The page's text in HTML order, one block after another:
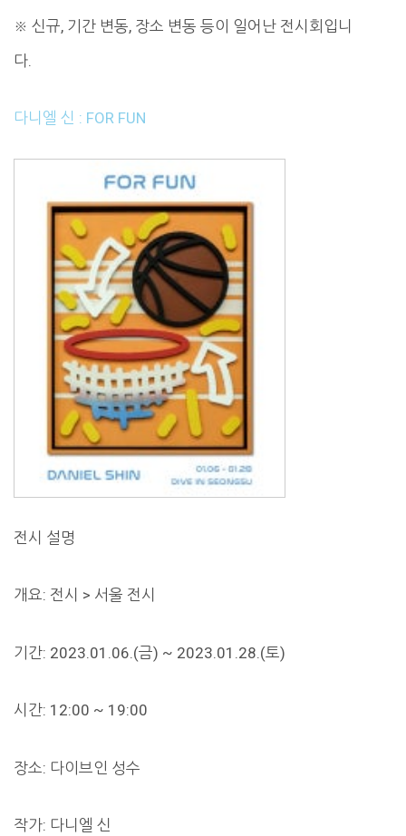
※ 신규, 기간 변동, 장소 변동 등이 일어난 전시회입니
다.
다니엘 신 : FOR FUN
전시 설명
개요: 전시 > 서울 전시
기간: 2023.01.06.(금) ~ 2023.01.28.(토)
시간: 12:00 ~ 19:00
장소: 다이브인 성수
작가: 다니엘 신